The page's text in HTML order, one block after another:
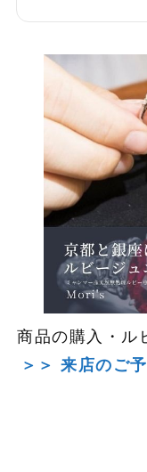
商品の購入・ル
＞＞ 来店のご